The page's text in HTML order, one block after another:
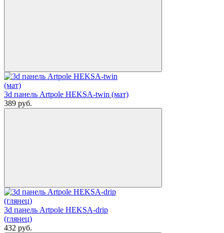
3d панель Artpole HEKSA-twin (мат)
389 руб.
3d панель Artpole HEKSA-drip
(глянец)
432 руб.